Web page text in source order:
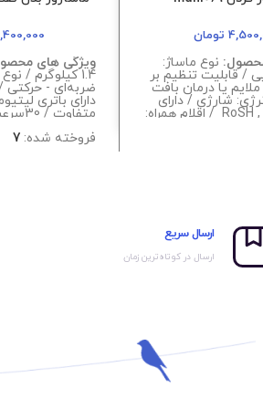
تومان
نوع ماساژ:
/ قابلیت تنظیم بر
یا درمان بافت
شارژی / دارای
استاندارد RoSH , FC / اقلام همراه:
ویژگی های
1.4 کیلوگرم /
ضربه‌ای -
فروخته شده: 7
ارسال سریع
ارسال در کوتاه‌ترین زمان